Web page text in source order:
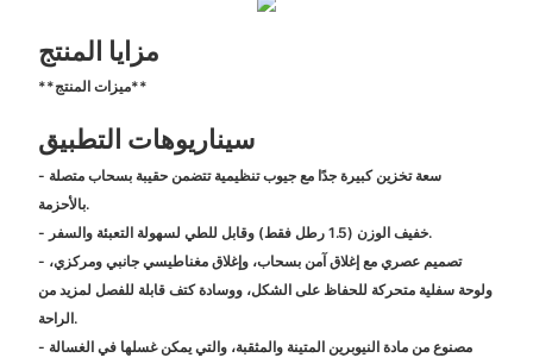
مزايا المنتج
**ميزات المنتج**
سيناريوهات التطبيق
- سعة تخزين كبيرة جدًا مع جيوب تنظيمية تتضمن حقيبة بسحاب متصلة
بالأحزمة.
- خفيف الوزن (1.5 رطل فقط) وقابل للطي لسهولة التعبئة والسفر.
- تصميم عصري مع إغلاق آمن بسحاب، وإغلاق مغناطيسي جانبي ومركزي،
ولوحة سفلية متحركة للحفاظ على الشكل، ووسادة كتف قابلة للفصل لمزيد من
الراحة.
- مصنوع من مادة النيوبرين المتينة والمثقبة، والتي يمكن غسلها في الغسالة